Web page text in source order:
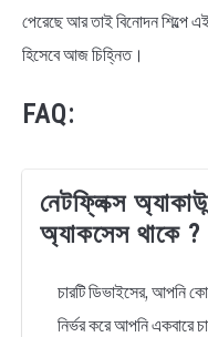
পেরেছে আর তাই বিনোদন শিল্পে
হিসেবে আজ চিহ্নিত।
FAQ:
নেটফ্লিক্স
অ্যাকসেস থাকে ?
চারটি ডিভাইসের, আপনি
নির্ভর করে আপনি একবারে